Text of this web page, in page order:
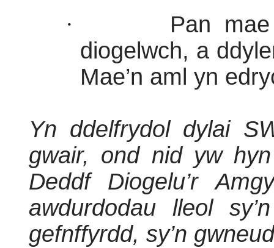
·
Pan
diogelwch, a
Mae’n aml yn
Yn ddelfrydol dylai
gwair, ond nid yw
Deddf Diogelu’r
awdurdodau lleol
gefnffyrdd, sy’n